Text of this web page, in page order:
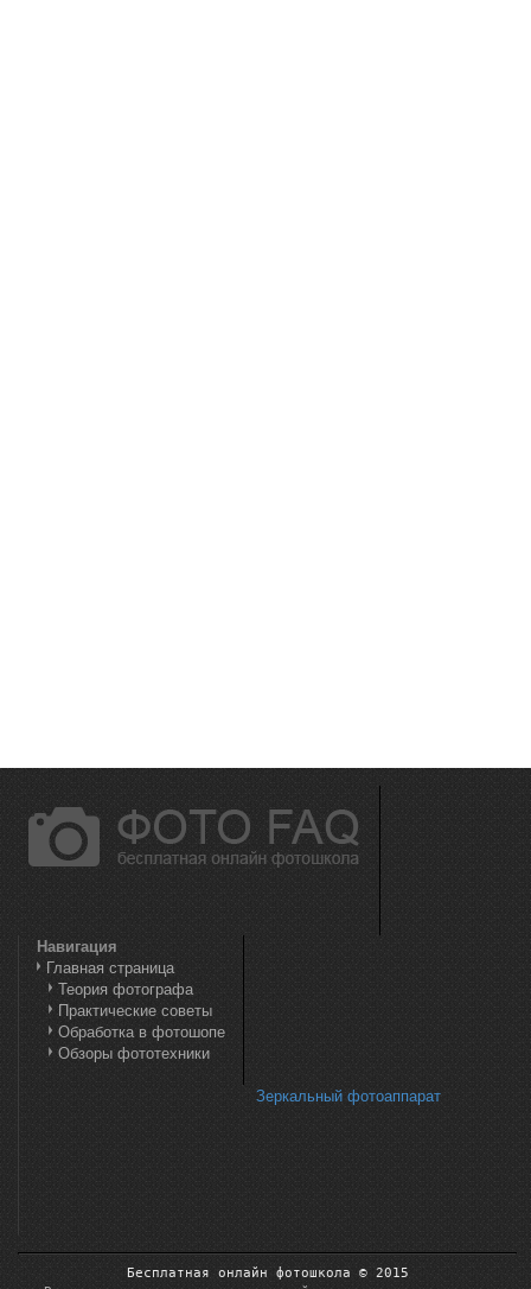
Навигация
Главная страница
Теория фотографа
Практические советы
Обработка в фотошопе
Обзоры фототехники
Зеркальный фотоаппарат
Бесплатная онлайн фотошкола © 2015